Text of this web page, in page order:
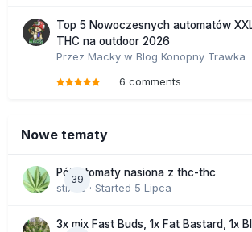
Top 5 Nowoczesnych automatów
THC na outdoor 2026
Przez Macky w Blog Konopny Trawka
6 comments
Nowe tematy
39
Półautomaty nasiona z thc-thc
stix33 · Started 5 Lipca
3x mix Fast Buds, 1x Fat Bastard, 1x